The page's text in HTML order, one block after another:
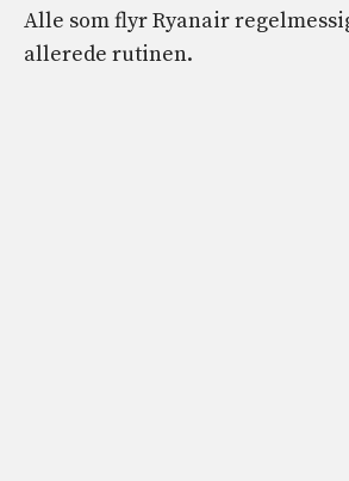
Alle som flyr Ryanair
allerede rutinen.